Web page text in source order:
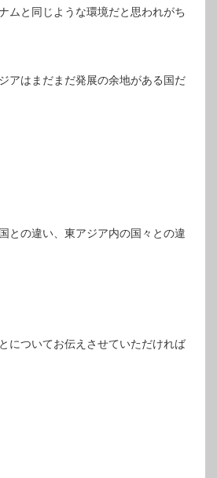
ムと同じような環境だと思われがち
アはまだまだ発展の余地がある国だ
との違い、東アジア内の国々との違
についてお伝えさせていただければ